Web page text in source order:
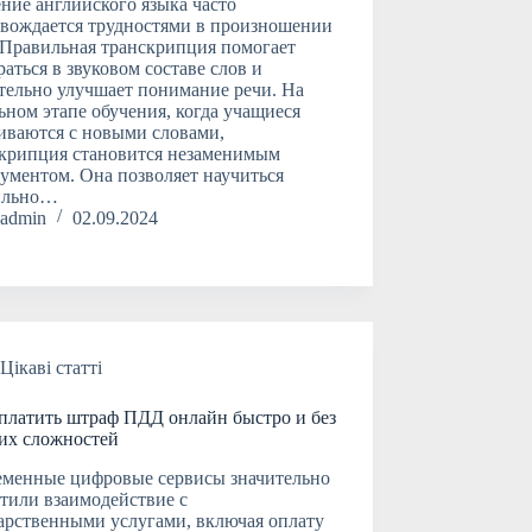
трудностями в произношении
транскрипция помогает
в звуковом составе слов и
улучшает понимание речи. На
этапе обучения, когда учащиеся
с новыми словами,
становится незаменимым
Она позволяет научиться
admin
02.09.2024
Цікаві статті
штраф ПДД онлайн быстро и без
сложностей
цифровые сервисы значительно
взаимодействие с
услугами, включая оплату